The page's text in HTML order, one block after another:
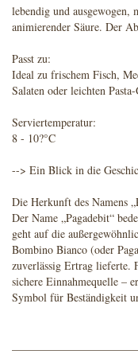
lebendig und
animierender Säure. Der
Passt zu:
Ideal zu frischem Fisch,
Salaten oder leichten
Serviertemperatur:
8 - 10?°C
--> Ein Blick in die
Die Herkunft des Namens
Der Name „Pagadebit“
geht auf die
Bombino Bianco (oder
zuverlässig Ertrag lieferte.
sichere Einnahmequelle –
Symbol für Beständigkeit